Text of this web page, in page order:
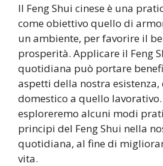
Il Feng Shui cinese è una
come obiettivo quello di
un ambiente, per favorire il
prosperità. Applicare il Feng
quotidiana può portare
aspetti della nostra esistenza,
domestico a quello
esploreremo alcuni modi
principi del Feng Shui nella
quotidiana, al fine di
vita.